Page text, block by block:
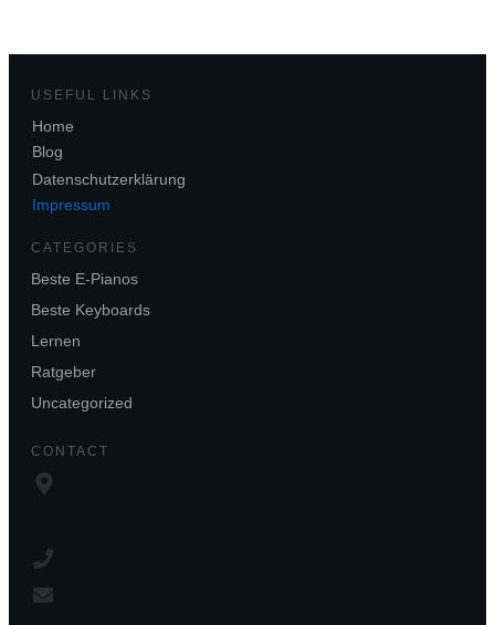
USEFUL LINKS
Home
Blog
Datenschutzerklärung
Impressum
CATEGORIES
Beste E-Pianos
Beste Keyboards
Lernen
Ratgeber
Uncategorized
CONTACT